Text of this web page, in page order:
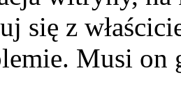
się z
Musi on